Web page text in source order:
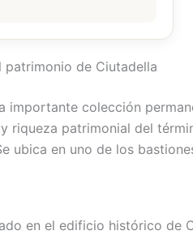
patrimonio de Ciutadella
importante colección
riqueza patrimonial del
ubica en uno de los
en el edificio histórico de